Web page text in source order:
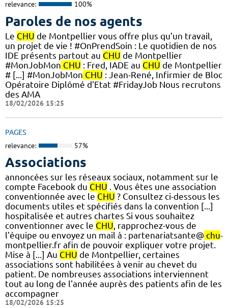
relevance: 100%
Paroles de nos agents
Le CHU de Montpellier vous offre plus qu’un travail,
un projet de vie ! #OnPrendSoin : Le quotidien de nos
IDE présents partout au CHU de Montpellier
#MonJobMon CHU : Fred, IADE au CHU de Montpellier
# [...] #MonJobMon CHU : Jean-René, Infirmier de Bloc
Opératoire Diplômé d'Etat #FridayJob Nous recrutons
des AMA
18/02/2026 15:25
PAGES
relevance: 57%
Associations
annoncées sur les réseaux sociaux, notamment sur le
compte Facebook du CHU . Vous êtes une association
conventionnée avec le CHU ? Consultez ci-dessous les
documents utiles et spécifiés dans la convention [...]
hospitalisée et autres chartes Si vous souhaitez
conventionner avec le CHU, rapprochez-vous de
l'équipe ou envoyez un mail à : partenariatsante@ chu-
montpellier.fr afin de pouvoir expliquer votre projet.
Mise à [...] Au CHU de Montpellier, certaines
associations sont habilitées à venir au chevet du
patient. De nombreuses associations interviennent
tout au long de l'année auprès des patients afin de les
accompagner
18/02/2026 15:25